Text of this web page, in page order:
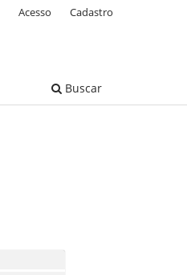
Buscar
Acesso Cadastro